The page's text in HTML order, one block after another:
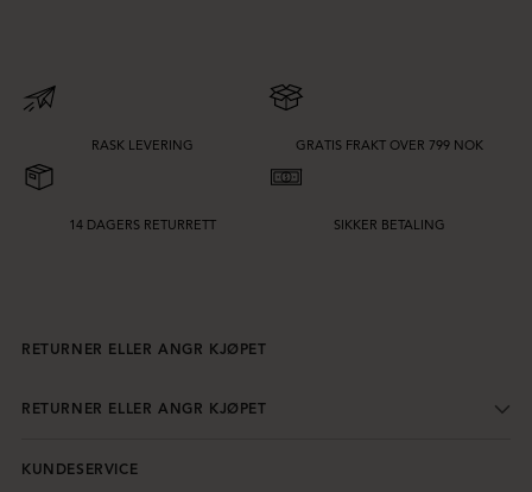
RASK LEVERING GRATIS FRAKT OVER 799 NOK
14 DAGERS RETURRETT SIKKER BETALING
RETURNER ELLER ANGR KJØPET
RETURNER ELLER ANGR KJØPET
KUNDESERVICE